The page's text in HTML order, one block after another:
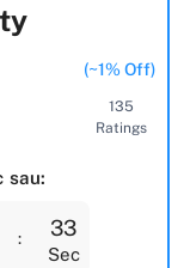
(~1% Off)
135
Ratings
sau:
32
Sec